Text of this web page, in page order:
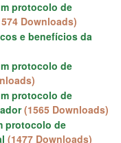
protocolo de
Downloads)
e benefícios da
protocolo de
protocolo de
(1565 Downloads)
protocolo de
(1477 Downloads)